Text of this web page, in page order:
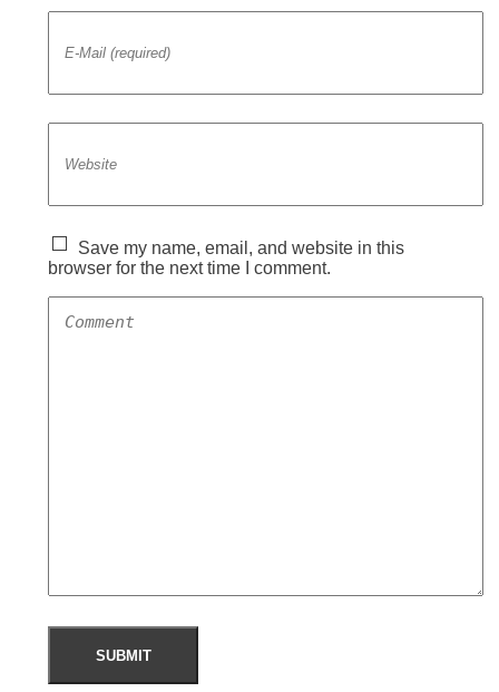
Save my name, email, and website in this
browser for the next time I comment.